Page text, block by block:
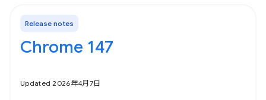
Release notes
Chrome 147
Updated 2026年4月7日